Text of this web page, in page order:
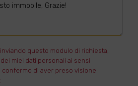
questo modulo di richiesta,
miei dati personali ai sensi
confermo di aver preso visione